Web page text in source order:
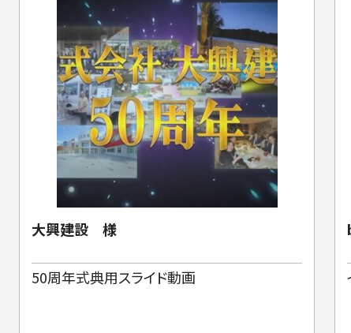
大興建設 様
50周年式典用スライド動画